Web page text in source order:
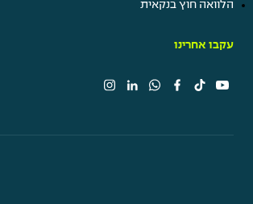
הלוואה חוץ בנקאית
עקבו אחרינו